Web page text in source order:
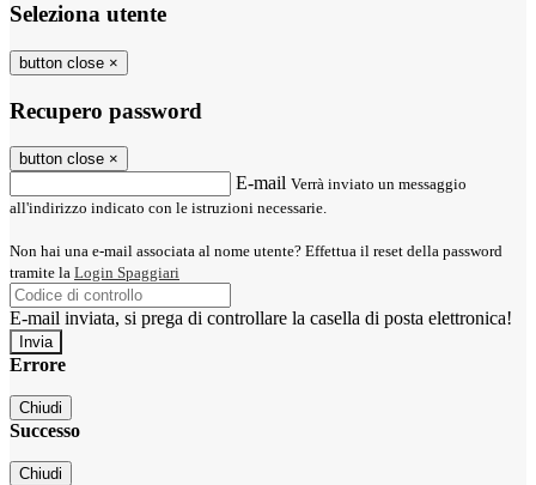
Seleziona utente
button close ×
Recupero password
button close ×
E-mail Verrà inviato un messaggio
all'indirizzo indicato con le istruzioni necessarie.
Non hai una e-mail associata al nome utente? Effettua il reset della password
tramite la Login Spaggiari
E-mail inviata, si prega di controllare la casella di posta elettronica!
Errore
Chiudi
Successo
Chiudi